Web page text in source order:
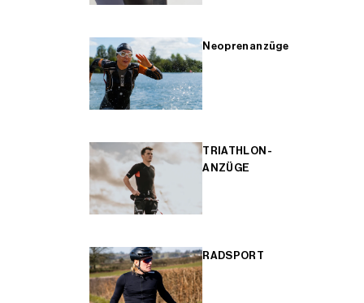
Neoprenanzüge
TRIATHLON-
ANZÜGE
RADSPORT